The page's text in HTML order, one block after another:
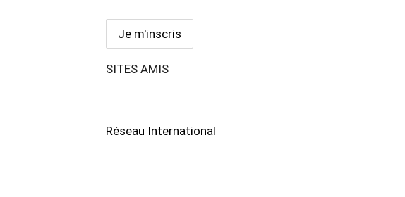
SITES AMIS
Réseau International